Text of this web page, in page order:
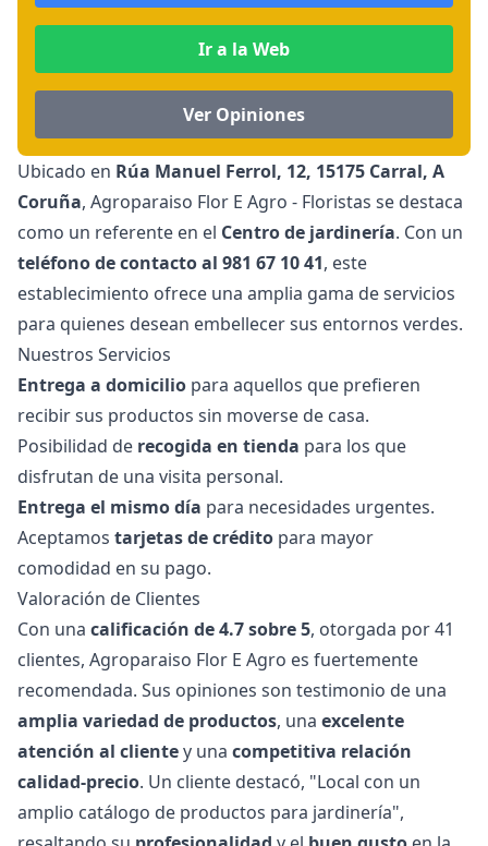
Ir a la Web
Ver Opiniones
Ubicado en Rúa Manuel Ferrol, 12, 15175 Carral, A
Coruña, Agroparaiso Flor E Agro - Floristas se destaca
como un referente en el Centro de jardinería. Con un
teléfono de contacto al 981 67 10 41, este
establecimiento ofrece una amplia gama de servicios
para quienes desean embellecer sus entornos verdes.
Nuestros Servicios
Entrega a domicilio para aquellos que prefieren
recibir sus productos sin moverse de casa.
Posibilidad de recogida en tienda para los que
disfrutan de una visita personal.
Entrega el mismo día para necesidades urgentes.
Aceptamos tarjetas de crédito para mayor
comodidad en su pago.
Valoración de Clientes
Con una calificación de 4.7 sobre 5, otorgada por 41
clientes, Agroparaiso Flor E Agro es fuertemente
recomendada. Sus opiniones son testimonio de una
amplia variedad de productos, una excelente
atención al clientey una competitiva relación
calidad-precio. Un cliente destacó, "Local con un
amplio catálogo de productos para jardinería",